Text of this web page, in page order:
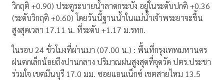
วิกฤติ +0.90) ประตูระบายน้ำลาดกระบัง อยู่ในระดับปกติ +0.36
(ระดับวิกฤติ +0.60) โดยวันนี้ฐานน้ำในแม่น้ำเจ้าพระยาจะขึ้น
สูงสุดเวลา 17.11 น. ที่ระดับ +1.17 ม.รทก.
ในรอบ 24 ชั่วโมงที่ผ่านมา (07.00 น.) : พื้นที่กรุงเทพมหานคร
ฝนตกเล็กน้อยถึงปานกลาง ปริมาณฝนสูงสุดที่จุดวัด ปตร.ประชา
ร่วมใจ เขตมีนบุรี 17.0 มม. ซอยแอนเน็กซ์ เขตสายไหม 13.5